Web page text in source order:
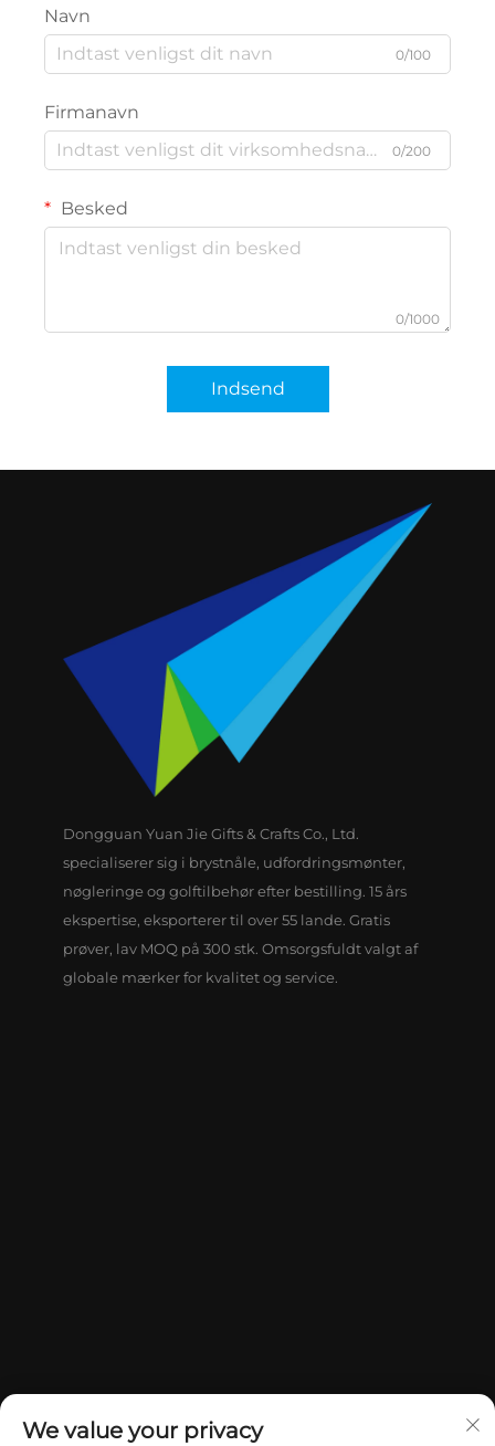
Navn
0/100
Firmanavn
0/200
Besked
0/1000
Indsend
Dongguan Yuan Jie Gifts & Crafts Co., Ltd.
specialiserer sig i brystnåle, udfordringsmønter,
nøgleringe og golftilbehør efter bestilling. 15 års
ekspertise, eksporterer til over 55 lande. Gratis
prøver, lav MOQ på 300 stk. Omsorgsfuldt valgt af
globale mærker for kvalitet og service.
We value your privacy